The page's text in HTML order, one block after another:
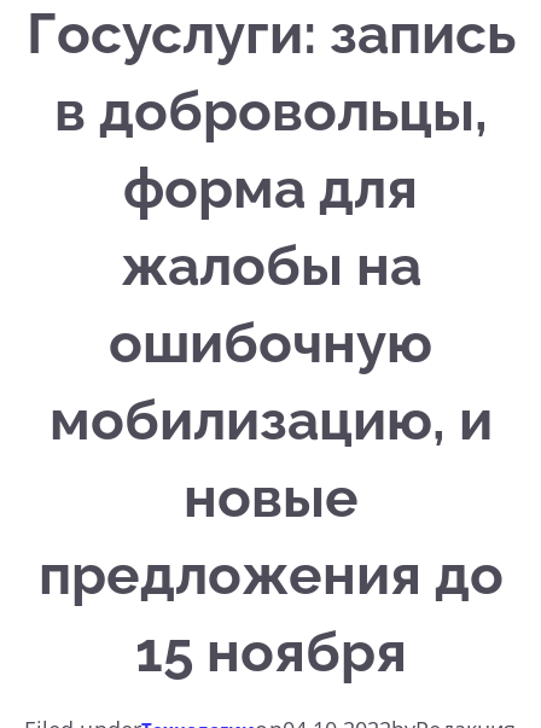
Госуслуги: запись
в добровольцы,
форма для
жалобы на
ошибочную
мобилизацию, и
новые
предложения до
15 ноября